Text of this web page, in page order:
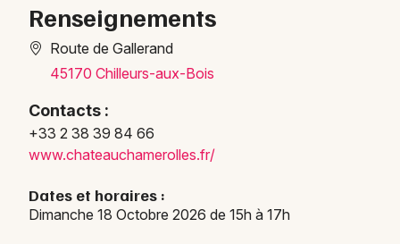
45 - Loiret
Choisir mes départements
Renseignements
Route de Gallerand
45170 Chilleurs-aux-Bois
Contacts :
+33 2 38 39 84 66
www.chateauchamerolles.fr/
Dates et horaires :
Dimanche 18 Octobre 2026 de 15h à 17h